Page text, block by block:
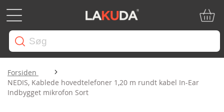
Forsiden
NEDIS, Kablede hovedtelefoner 1,20 m rundt kabel In-Ear
Indbygget mikrofon Sort